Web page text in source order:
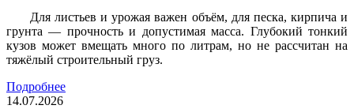
Для листьев и урожая важен объём, для песка, кирпича и
грунта — прочность и допустимая масса. Глубокий тонкий
кузов может вмещать много по литрам, но не рассчитан на
тяжёлый строительный груз.
Подробнее
14.07.2026